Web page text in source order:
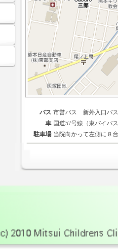
バス 市営バス 新外入口バ
車 国道57号線（東バイパ
駐車場 当院向かって左側に８